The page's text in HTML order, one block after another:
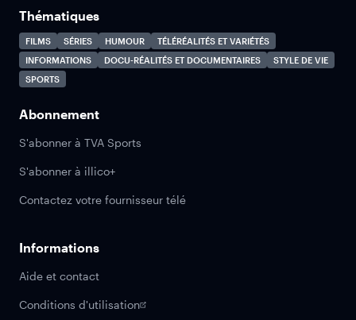
Thématiques
FILMS SÉRIES HUMOUR
TÉLÉRÉALITÉS ET VARIÉTÉS
INFORMATIONS
DOCU-RÉALITÉS ET DOCUMENTAIRES
STYLE DE VIE
SPORTS
Abonnement
S'abonner à TVA Sports
S'abonner à illico+
Contactez votre fournisseur télé
Informations
Aide et contact
Conditions d'utilisation